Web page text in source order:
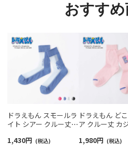
おすすめ
ドラえもん スモールラ
イト シアー クルー丈
ディース 日本製
1,430円 (税込)
ドラえもん ど
ア クルー丈 カ
03297123
1,980円 (税込)